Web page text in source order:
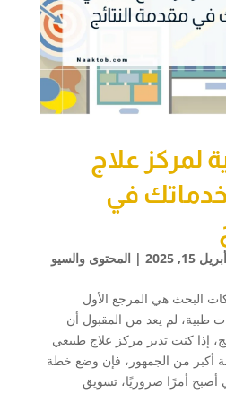
لمركز علاج
في
أبريل 15, 2025 | المحتوى والسيو
البحث هي المرجع الأول
طبية، لم يعد من المقبول أن
إذا كنت تدير مركز علاج طبيعي
أكبر من الجمهور، فإن وضع خطة
أصبح أمرًا ضروريًا، تسويق